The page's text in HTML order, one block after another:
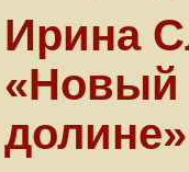
Ирина
«Новый